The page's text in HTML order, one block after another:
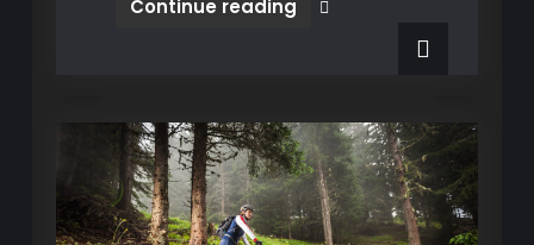
Continue reading
Olika